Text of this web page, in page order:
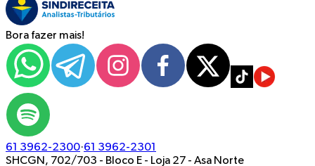
Bora fazer mais!
61 3962-2300·61 3962-2301
SHCGN, 702/703 - Bloco E - Loja 27 - Asa Norte